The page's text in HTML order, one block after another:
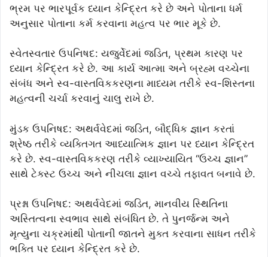
ભ્રમ પર ભારપૂર્વક ધ્યાન કેન્દ્રિત કરે છે અને પોતાના ધર્મ
અનુસાર પોતાના કર્મ કરવાના મહત્વ પર ભાર મૂકે છે.
સ્વેતસ્વતાર ઉપનિષદ: યજુર્વેદમાં જડિત, પ્રથમ કારણ પર
ધ્યાન કેન્દ્રિત કરે છે. આ કાર્ય આત્મા અને બ્રહ્મ વચ્ચેના
સંબંધ અને સ્વ-વાસ્તવિકકરણના માધ્યમ તરીકે સ્વ-શિસ્તના
મહત્વની ચર્ચા કરવાનું ચાલુ રાખે છે.
મુંડક ઉપનિષદ: અથર્વવેદમાં જડિત, બૌદ્ધિક જ્ઞાન કરતાં
શ્રેષ્ઠ તરીકે વ્યક્તિગત આધ્યાત્મિક જ્ઞાન પર ધ્યાન કેન્દ્રિત
કરે છે. સ્વ-વાસ્તવિકકરણ તરીકે વ્યાખ્યાયિત “ઉચ્ચ જ્ઞાન”
સાથે ટેક્સ્ટ ઉચ્ચ અને નીચલા જ્ઞાન વચ્ચે તફાવત બનાવે છે.
પ્રશ્ના ઉપનિષદ: અથર્વવેદમાં જડિત, માનવીય સ્થિતિના
અસ્તિત્વના સ્વભાવ સાથે સંબંધિત છે. તે પુનર્જન્મ અને
મૃત્યુના ચક્રમાંથી પોતાની જાતને મુક્ત કરવાના સાધન તરીકે
ભક્તિ પર ધ્યાન કેન્દ્રિત કરે છે.